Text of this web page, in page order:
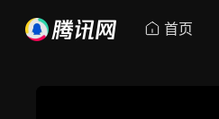
首页